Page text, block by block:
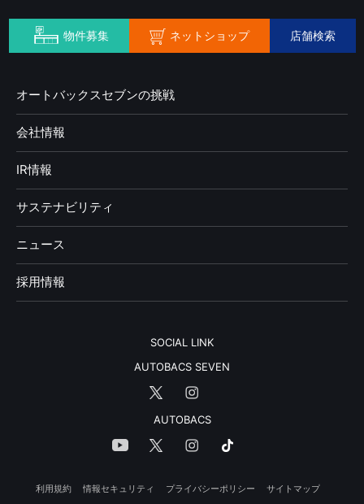
物件募集 ネットショップ 店舗検索
オートバックスセブンの挑戦
会社情報
IR情報
サステナビリティ
ニュース
採用情報
SOCIAL LINK
AUTOBACS SEVEN
AUTOBACS
利用規約 情報セキュリティ プライバシーポリシー
サイトマップ